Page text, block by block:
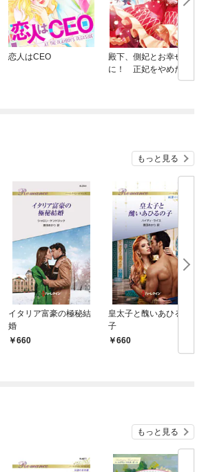
恋人はCEO
殿下、側妃とお幸せ
に！ 正妃をやめたら
もっと見る
イタリア富豪の極秘結
婚
660
皇太子と醜いあひるの
子
660
もっと見る